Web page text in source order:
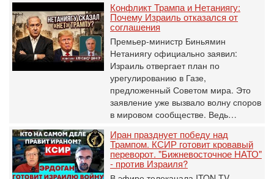
Конфликт Трампа и Нетаниягу:
Почему Израиль отказался от
соглашения
Премьер-министр Биньямин
Нетаниягу официально заявил:
Израиль отвергает план по
урегулированию в Газе,
предложенный Советом мира. Это
заявление уже вызвало волну споров
в мировом сообществе. Ведь…
Иран празднует победу над
Трампом. КСИР готовит кровавый
переворот. "Бижневосточное НАТО"
- против Израиля?